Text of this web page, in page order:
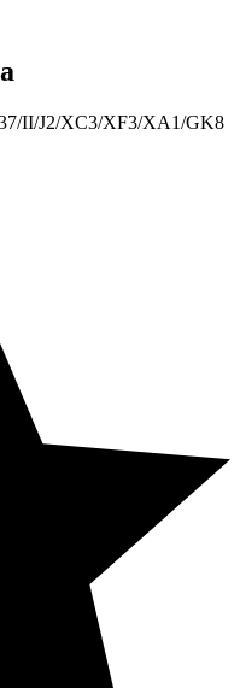
II/J2/XC3/XF3/XA1/GK8